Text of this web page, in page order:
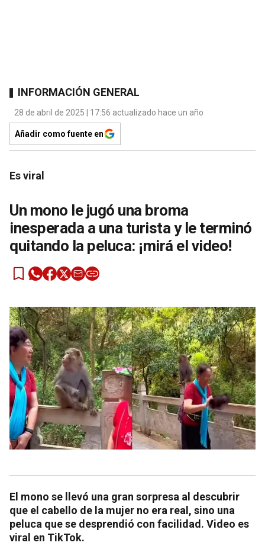
INFORMACIÓN GENERAL
28 de abril de 2025 | 17:56 actualizado hace un año
Añadir como fuente en
Es viral
Un mono le jugó una broma
inesperada a una turista y le terminó
quitando la peluca: ¡mirá el video!
El mono se llevó una gran sorpresa al descubrir
que el cabello de la mujer no era real, sino una
peluca que se desprendió con facilidad. Video es
viral en TikTok.